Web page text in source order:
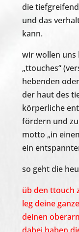
die
und das
kann.
wir wollen uns
„ttouches“
hebenden
der haut des
körperliche
fördern und
motto „in
ein
so geht die
üb den ttouch
leg deine
deinen